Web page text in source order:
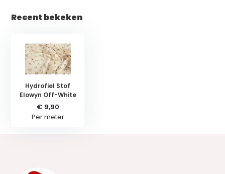
Recent bekeken
Hydrofiel Stof
Elowyn Off-White
€ 9,90
Per meter